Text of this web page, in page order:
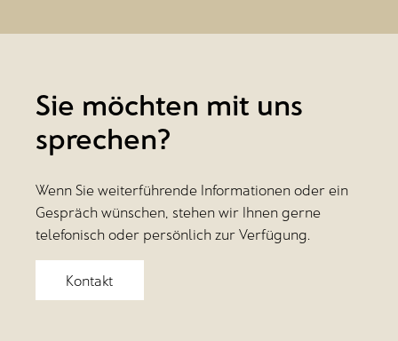
Sie möchten mit uns
sprechen?
Wenn Sie weiterführende Informationen oder ein
Gespräch wünschen, stehen wir Ihnen gerne
telefonisch oder persönlich zur Verfügung.
Kontakt